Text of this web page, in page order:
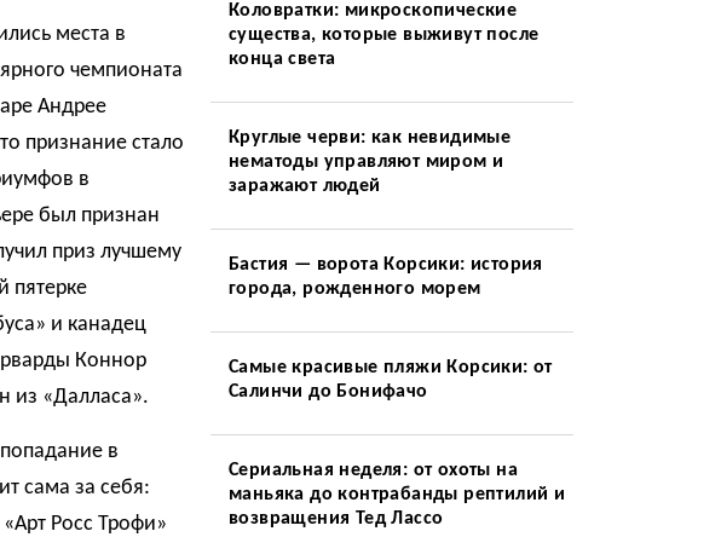
места в
чемпионата
Андрее
признание стало
в
был признан
приз лучшему
пятерке
и канадец
Коннор
из «Далласа».
в
сама за себя:
Росс Трофи»
Коловратки: микроскопические
существа, которые выживут после
конца света
Круглые черви: как невидимые
нематоды управляют миром и
заражают людей
Бастия — ворота Корсики: история
города, рожденного морем
Самые красивые пляжи Корсики: от
Салинчи до Бонифачо
Сериальная неделя: от охоты на
маньяка до контрабанды рептилий и
возвращения Тед Лассо